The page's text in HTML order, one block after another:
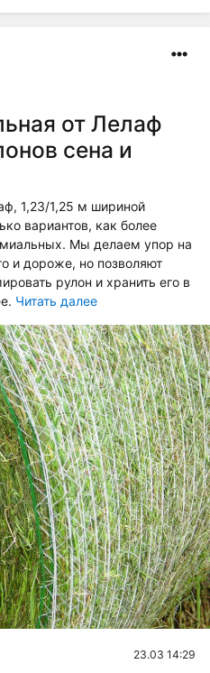
от Лелаф
сена и
1,23/1,25 м шириной
вариантов, как более
Мы делаем упор на
и дороже, но позволяют
рулон и хранить его в
Читать далее
23.03 14:29